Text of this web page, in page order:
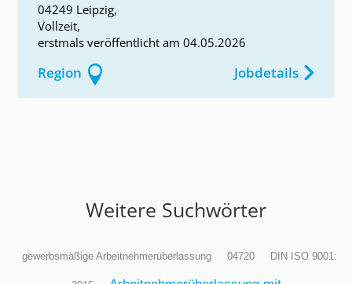
04249 Leipzig,
Vollzeit,
erstmals veröffentlicht am 04.05.2026
Jobdetails
Region
Weitere Suchwörter
gewerbsmäßige Arbeitnehmerüberlassung 04720 DIN ISO 9001: